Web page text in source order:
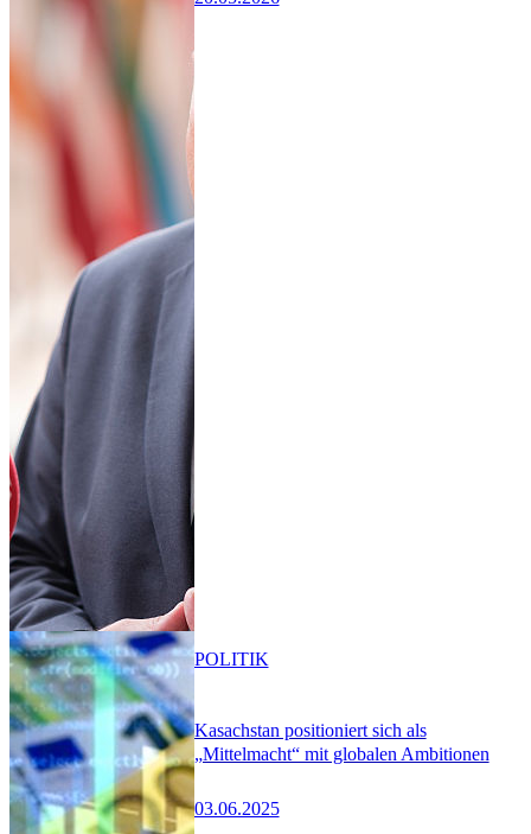
Kasachstan positioniert sich als
„Mittelmacht“ mit globalen Ambitionen
03.06.2025
POLITIK